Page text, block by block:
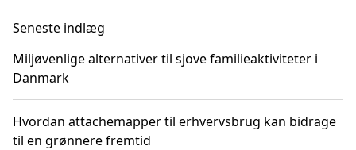
Seneste indlæg
Miljøvenlige alternativer til sjove familieaktiviteter i
Danmark
Hvordan attachemapper til erhvervsbrug kan bidrage
til en grønnere fremtid